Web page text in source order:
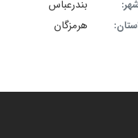
بندرعباس
هرمزگان